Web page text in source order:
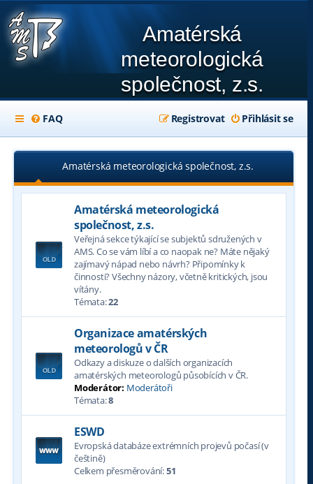
Amatérská
meteorologická
společnost, z.s.
FAQ Přihlásit se
Registrovat
Amatérská meteorologická společnost, z.s.
Amatérská meteorologická
společnost, z.s.
Veřejná sekce týkající se subjektů sdružených v
AMS. Co se vám líbí a co naopak ne? Máte nějaký
zajímavý nápad nebo návrh? Připomínky k
činnosti? Všechny názory, včetně kritických, jsou
vítány.
Témata:22
Organizace amatérských
meteorologů v ČR
Odkazy a diskuze o dalších organizacích
amatérských meteorologů působících v ČR.
Moderátor: Moderátoři
Témata:8
ESWD
Evropská databáze extrémních projevů počasí (v
češtině)
Celkem přesměrování:51